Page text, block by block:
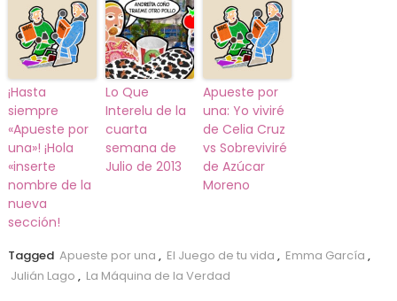
¡Hasta
siempre
«Apueste por
una»! ¡Hola
«inserte
nombre de la
nueva
sección!
Lo Que
Interelu de la
cuarta
semana de
Julio de 2013
Apueste por
una: Yo viviré
de Celia Cruz
vs Sobreviviré
de Azúcar
Moreno
Tagged Apueste por una , El Juego de tu vida , Emma García ,
Julián Lago , La Máquina de la Verdad